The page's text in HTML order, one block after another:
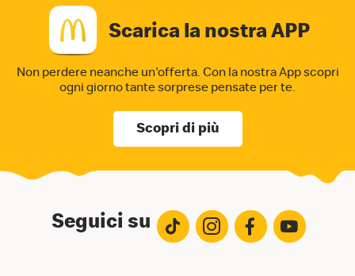
Scarica la nostra APP
Non perdere neanche un'offerta. Con la nostra App scopri
ogni giorno tante sorprese pensate per te.
Scopri di più
Seguici su